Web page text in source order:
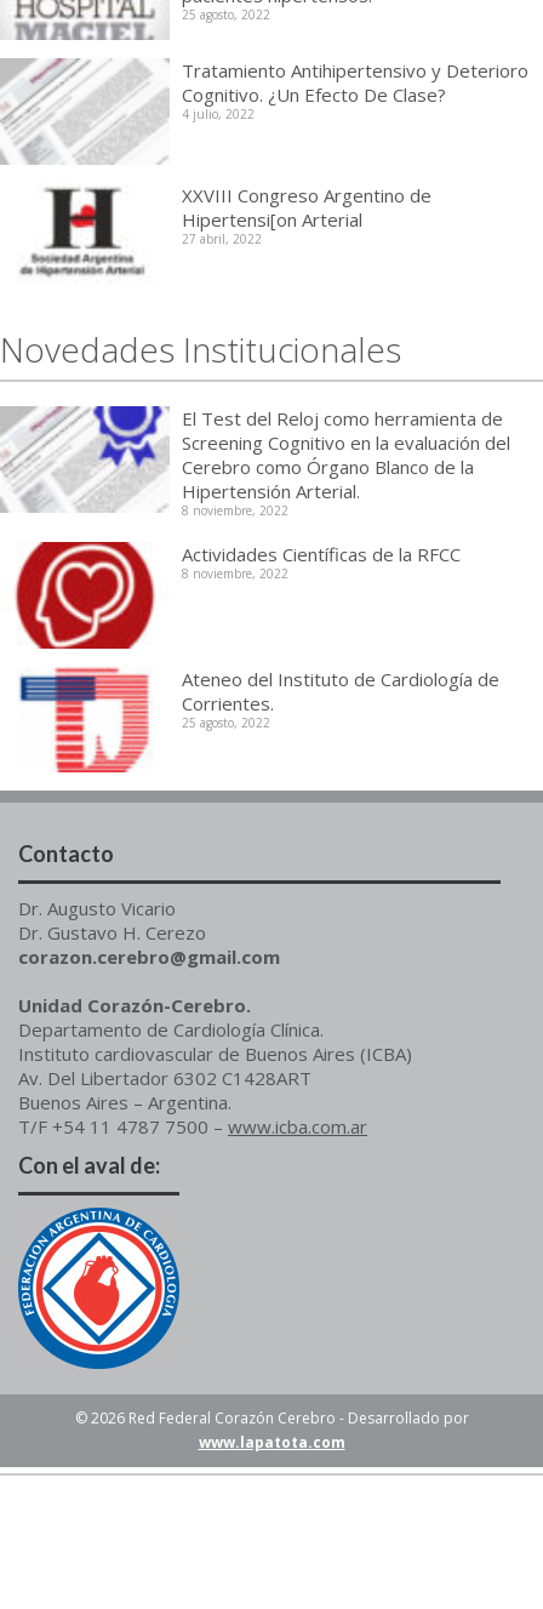
25 agosto, 2022
Tratamiento Antihipertensivo y Deterioro
Cognitivo. ¿Un Efecto De Clase?
4 julio, 2022
XXVIII Congreso Argentino de
Hipertensi[on Arterial
27 abril, 2022
Novedades Institucionales
El Test del Reloj como herramienta de
Screening Cognitivo en la evaluación del
Cerebro como Órgano Blanco de la
Hipertensión Arterial.
8 noviembre, 2022
Actividades Científicas de la RFCC
8 noviembre, 2022
Ateneo del Instituto de Cardiología de
Corrientes.
25 agosto, 2022
Contacto
Dr. Augusto Vicario
Dr. Gustavo H. Cerezo
corazon.cerebro@gmail.com
Unidad Corazón-Cerebro.
Departamento de Cardiología Clínica.
Instituto cardiovascular de Buenos Aires (ICBA)
Av. Del Libertador 6302 C1428ART
Buenos Aires – Argentina.
T/F +54 11 4787 7500 – www.icba.com.ar
Con el aval de:
© 2026 Red Federal Corazón Cerebro - Desarrollado por
www.lapatota.com